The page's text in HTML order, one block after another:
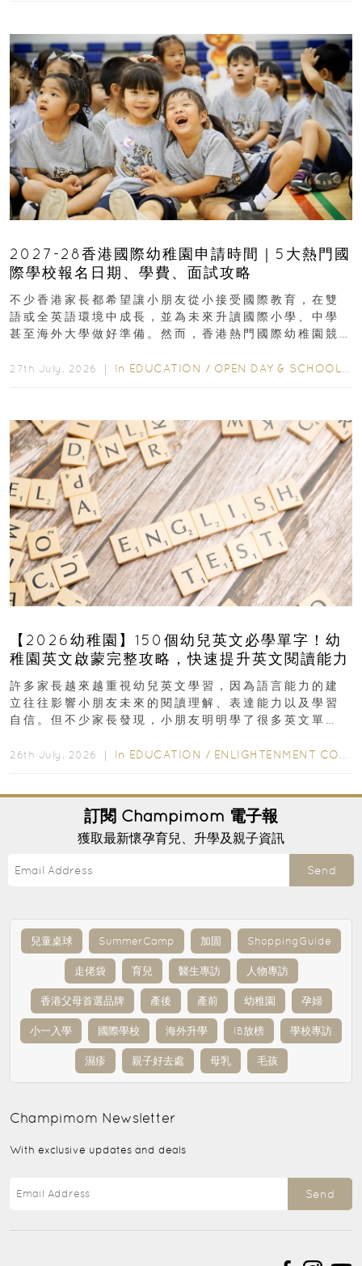
2027-28香港國際幼稚園申請時間｜5大熱門國
際學校報名日期、學費、面試攻略
不少香港家長都希望讓小朋友從小接受國際教育，在雙
語或全英語環境中成長，並為未來升讀國際小學、中學
甚至海外大學做好準備。然而，香港熱門國際幼稚園競
27th July, 2026 ｜ In EDUCATION / OPEN DAY & SCHOOL EVENTS
【2026幼稚園】150個幼兒英文必學單字！幼
稚園英文啟蒙完整攻略，快速提升英文閱讀能力
許多家長越來越重視幼兒英文學習，因為語言能力的建
立往往影響小朋友未來的閱讀理解、表達能力以及學習
自信。但不少家長發現，小朋友明明學了很多英文單
26th July, 2026 ｜ In EDUCATION / ENLIGHTENMENT CORNER
訂閱 Champimom 電子報
獲取最新懷孕育兒、升學及親子資訊
Send
兒童桌球 SummerCamp 加固 ShoppingGuide
走佬袋 育兒 醫生專訪 人物專訪
香港父母首選品牌 產後 產前 幼稚園 孕婦
小一入學 國際學校 海外升學 IB放榜 學校專訪
濕疹 親子好去處 母乳 毛孩
Champimom Newsletter
With exclusive updates and deals
Send